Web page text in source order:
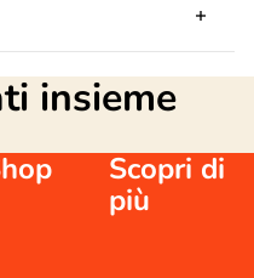
insieme
Scopri di
più